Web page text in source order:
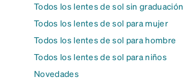
Todos los lentes de sol sin graduación
Todos los lentes de sol para mujer
Todos los lentes de sol para hombre
Todos los lentes de sol para niños
Novedades